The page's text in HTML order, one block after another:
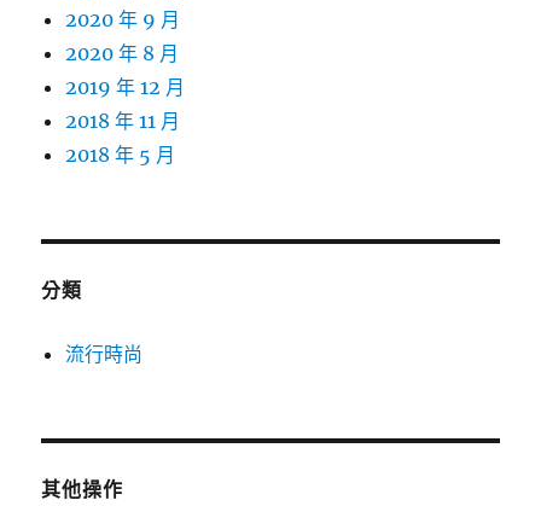
2020 年 9 月
2020 年 8 月
2019 年 12 月
2018 年 11 月
2018 年 5 月
分類
流行時尚
其他操作